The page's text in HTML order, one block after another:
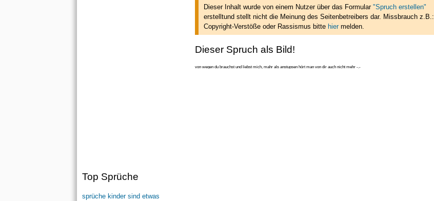
Top Sprüche
sprüche kinder sind etwas
Dieser Inhalt wurde von einem Nutzer über das Formular "Spruch erstellen"
erstelltund stellt nicht die Meinung des Seitenbetreibers dar. Missbrauch z.B.:
Copyright-Verstöße oder Rassismus bitte hiermelden.
Dieser Spruch als Bild!
von wegen du brauchst und liebst mich, mahr als anstupsen hört man von dir auch nicht mehr -.-